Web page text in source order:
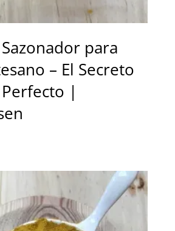
para
– El Secreto
|
€